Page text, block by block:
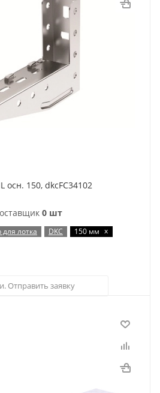
осн. 150, dkcFC34102
0 шт
лотка DKC 150 мм x
Отправить заявку